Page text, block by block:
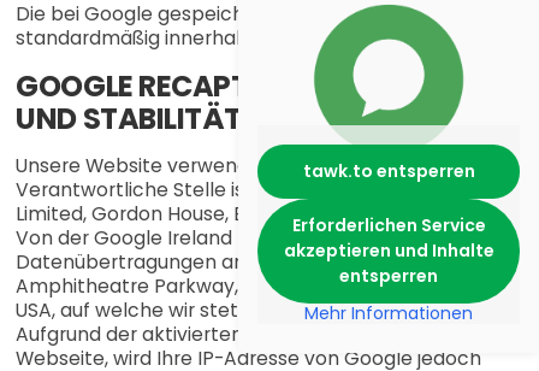
Die bei Google gespeicherten Daten werden
standardmäßig innerhalb von 14 Monaten gelöscht.
GOOGLE RECAPTCHA (SICHERHEIT
UND STABILITÄT)
Unsere Website verwendet Google ReCaptcha.
Verantwortliche Stelle ist dabei die Google Ireland
Limited, Gordon House, Barrow Street, Dublin 4, Irland.
Von der Google Ireland kommt es zu
Datenübertragungen an die Google LLC, 1600
Amphitheatre Parkway, Mountain View, CA 94043,
USA, auf welche wir stets aufmerksam machen.
Aufgrund der aktivierten IP-Anonymisierung auf dieser
Webseite, wird Ihre IP-Adresse von Google jedoch
tawk.to entsperren
Erforderlichen Service
akzeptieren und Inhalte
entsperren
Mehr Informationen